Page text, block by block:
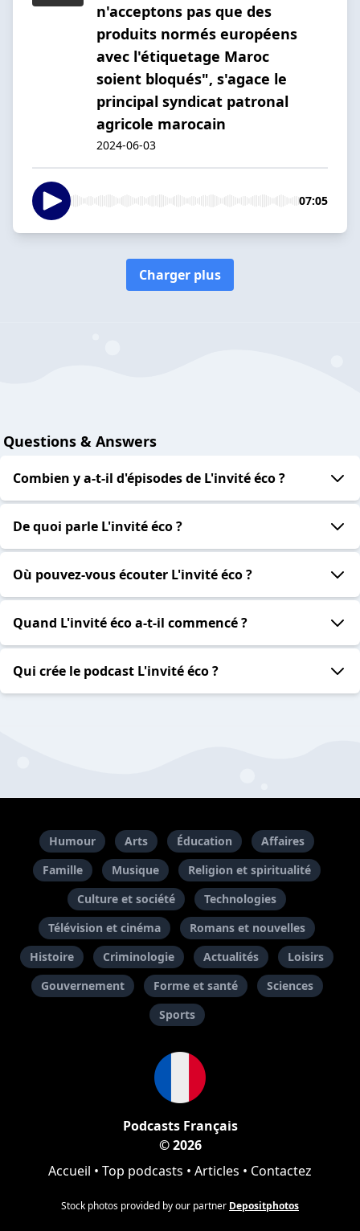
n'acceptons pas que des
produits normés européens
avec l'étiquetage Maroc
soient bloqués", s'agace le
principal syndicat patronal
agricole marocain
2024-06-03
07:05
Charger plus
Questions & Answers
Combien y a-t-il d'épisodes de L'invité éco ?
De quoi parle L'invité éco ?
Où pouvez-vous écouter L'invité éco ?
Quand L'invité éco a-t-il commencé ?
Qui crée le podcast L'invité éco ?
Humour Arts Éducation
Affaires
Famille
Musique
Religion et spiritualité
Culture et société
Technologies
Télévision et cinéma
Romans et nouvelles
Histoire
Criminologie Actualités
Loisirs
Gouvernement
Forme et santé
Sciences
Sports
Podcasts Français
© 2026
Accueil • Top podcasts • Articles • Contactez
Stock photos provided by our partner Depositphotos